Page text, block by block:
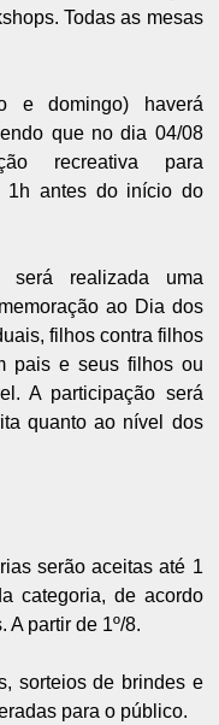
Todas as mesas
e domingo) haverá
que no dia 04/08
recreativa para
1h antes do início do
será realizada uma
ao Dia dos
filhos contra filhos
pais e seus filhos ou
A participação será
quanto ao nível dos
serão aceitas até 1
categoria, de acordo
partir de 1º/8.
sorteios de brindes e
para o público.